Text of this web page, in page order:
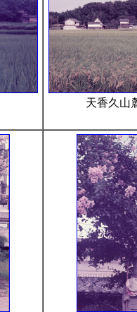
天香久山